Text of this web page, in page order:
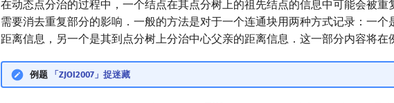
在动态点分治的过程中，一个结点在其点分树上的祖先结点的信息中可能会被重
需要消去重复部分的影响．一般的方法是对于一个连通块用两种方式记录：一个
距离信息，另一个是其到点分树上分治中心父亲的距离信息．这一部分内容将在
例题 「ZJOI2007」捉迷藏